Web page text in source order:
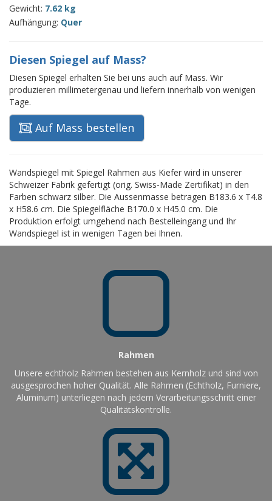
Gewicht: 7.62 kg
Aufhängung: Quer
Diesen Spiegel auf Mass?
Diesen Spiegel erhalten Sie bei uns auch auf Mass. Wir
produzieren millimetergenau und liefern innerhalb von wenigen
Tage.
Auf Mass bestellen
Wandspiegel mit Spiegel Rahmen aus Kiefer wird in unserer
Schweizer Fabrik gefertigt (orig. Swiss-Made Zertifikat) in den
Farben schwarz silber. Die Aussenmasse betragen B183.6 x T4.8
x H58.6 cm. Die Spiegelfläche B170.0 x H45.0 cm. Die
Produktion erfolgt umgehend nach Bestelleingang und Ihr
Wandspiegel ist in wenigen Tagen bei Ihnen.
Rahmen
Unsere echtholz Rahmen bestehen aus Kernholz und sind von
ausgesprochen hoher Qualität. Alle Rahmen (Echtholz, Furniere,
Aluminum) unterliegen nach jedem Verarbeitungsschritt einer
Qualitätskontrolle.